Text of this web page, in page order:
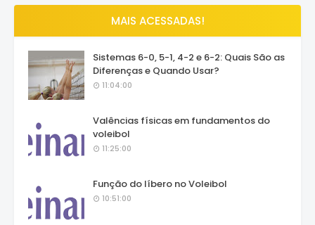
MAIS ACESSADAS!
Sistemas 6-0, 5-1, 4-2 e 6-2: Quais São as
Diferenças e Quando Usar?
11:04:00
Valências físicas em fundamentos do
voleibol
11:25:00
Função do líbero no Voleibol
10:51:00